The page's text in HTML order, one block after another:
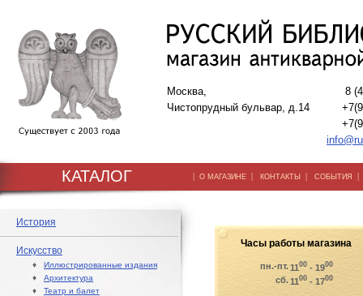
Москва,
Чистопрудный бульвар, д.14
8
КАТАЛОГ | О МАГАЗИНЕ | КОНТАКТЫ | СОБЫТИЯ
История
Искусство
♦ Иллюстрированные издания
♦ Архитектура
♦ Театр и балет
Часы работы магазина
пн.-пт.1100 - 1900
сб.1100 - 1700